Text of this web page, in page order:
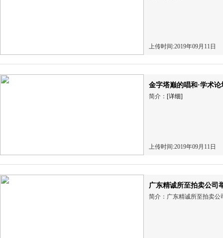
上传时间:2019年09月11日
金字塔巅的唱和·学术论
简介： [详细]
上传时间:2019年09月11日
广东精诚所至拍卖公司
简介：广东精诚所至拍卖